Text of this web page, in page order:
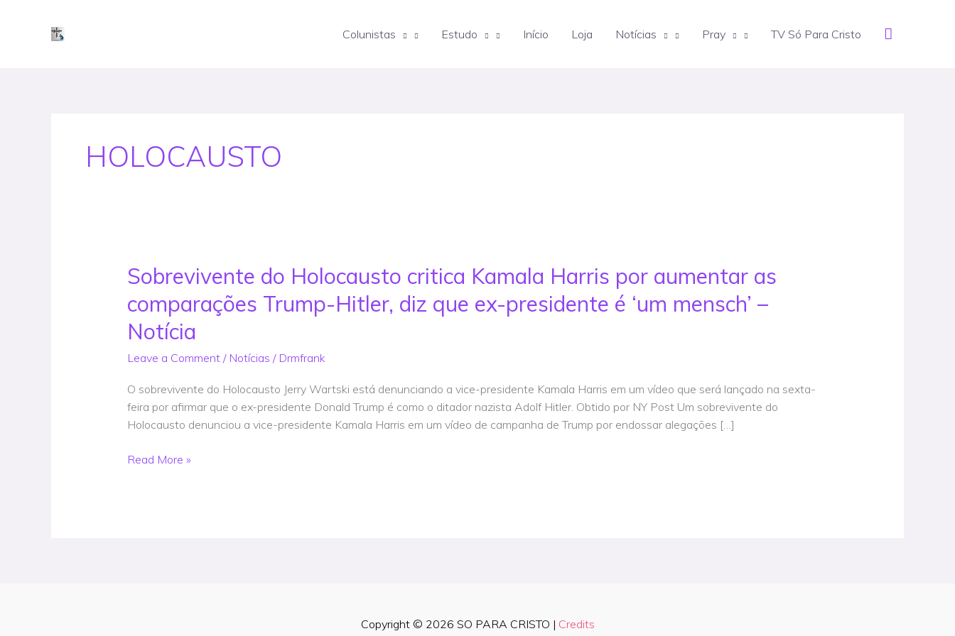
Colunistas Estudo Início Loja Notícias Pray TV Só Para Cristo Search
HOLOCAUSTO
Sobrevivente do Holocausto critica Kamala Harris por aumentar as
comparações Trump-Hitler, diz que ex-presidente é ‘um mensch’ –
Notícia
Leave a Comment / Notícias / Drmfrank
O sobrevivente do Holocausto Jerry Wartski está denunciando a vice-presidente Kamala Harris em um vídeo que será lançado na sexta-
feira por afirmar que o ex-presidente Donald Trump é como o ditador nazista Adolf Hitler. Obtido por NY Post Um sobrevivente do
Holocausto denunciou a vice-presidente Kamala Harris em um vídeo de campanha de Trump por endossar alegações […]
Sobrevivente
do
Holocausto
critica
Kamala
Harris
aumentar
as
comparações
Hitler,
Read More »
Copyright © 2026 SO PARA CRISTO | Credits